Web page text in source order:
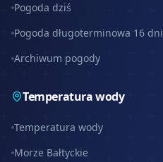
Pogoda dziś
Pogoda długoterminowa 16 dni
Archiwum pogody
Temperatura wody
Temperatura wody
Morze Bałtyckie